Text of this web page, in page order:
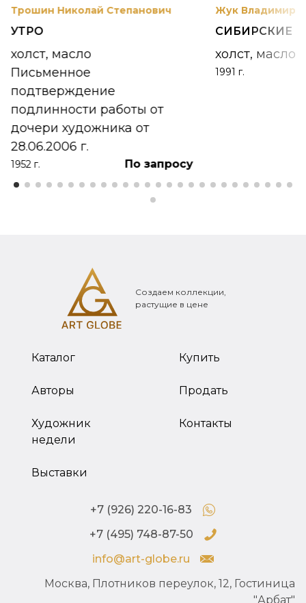
Трошин Николай Степанович
УТРО
холст, масло
Письменное
подтверждение
подлинности работы от
дочери художника от
28.06.2006 г.
1952 г. По запросу
Жук Владимир
СИБИРСКИЕ
холст, масло
1991 г.
Создаем коллекции,
растущие в цене
Каталог
Авторы
Художник
недели
Выставки
Купить
Продать
Контакты
+7 (926) 220-16-83
+7 (495) 748-87-50
info@art-globe.ru
Москва, Плотников переулок, 12, Гостиница
"Арбат"